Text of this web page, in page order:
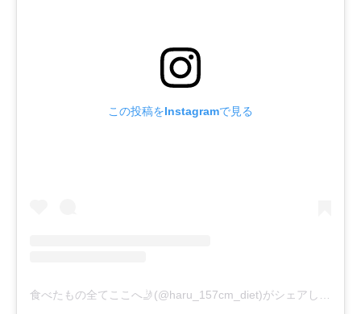
この投稿をInstagramで見る